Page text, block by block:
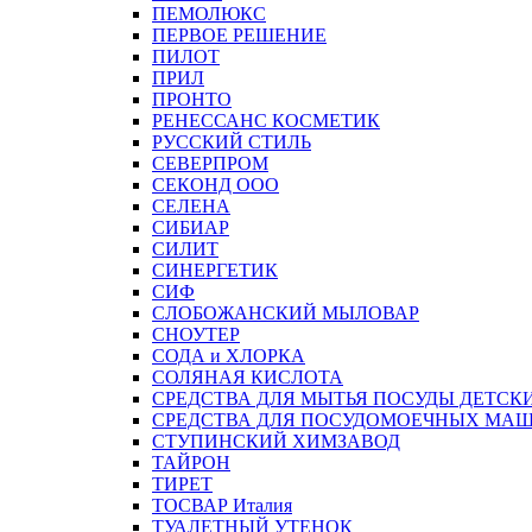
ПЕМОЛЮКС
ПЕРВОЕ РЕШЕНИЕ
ПИЛОТ
ПРИЛ
ПРОНТО
РЕНЕССАНС КОСМЕТИК
РУССКИЙ СТИЛЬ
СЕВЕРПРОМ
СЕКОНД ООО
СЕЛЕНА
СИБИАР
СИЛИТ
СИНЕРГЕТИК
СИФ
СЛОБОЖАНСКИЙ МЫЛОВАР
СНОУТЕР
СОДА и ХЛОРКА
СОЛЯНАЯ КИСЛОТА
СРЕДСТВА ДЛЯ МЫТЬЯ ПОСУДЫ
СРЕДСТВА ДЛЯ ПОСУДОМОЕЧНЫХ
СТУПИНСКИЙ ХИМЗАВОД
ТАЙРОН
ТИРЕТ
ТОСВАР Италия
ТУАЛЕТНЫЙ УТЕНОК